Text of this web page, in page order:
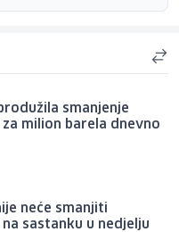
smanjenje
milion barela dnevno
neće smanjiti
sastanku u nedjelju